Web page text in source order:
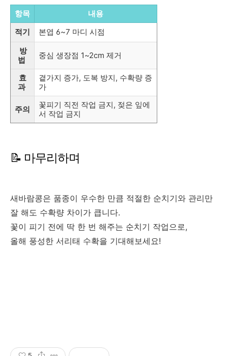
항목
내용
적기
본엽 6~7 마디 시점
방
법
중심 생장점 1~2cm 제거
효
과
곁가지 증가, 도복 방지, 수확량 증
가
주의
꽃피기 직전 작업 금지, 젖은 잎에
서 작업 금지
📝 마무리하며
새바람콩은 품종이 우수한 만큼 적절한 순치기와 관리만
잘 해도 수확량 차이가 큽니다.
꽃이 피기 전에 딱 한 번 해주는 순치기 작업으로,
올해 풍성한 서리태 수확을 기대해보세요!